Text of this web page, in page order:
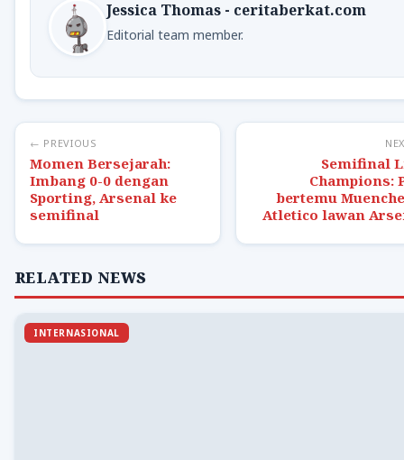
Jessica Thomas - ceritaberkat.com
Editorial team member.
← PREVIOUS
Momen Bersejarah:
Imbang 0-0 dengan
Sporting, Arsenal ke
semifinal
Semifinal
Champions:
bertemu
Atletico lawan
RELATED NEWS
INTERNASIONAL